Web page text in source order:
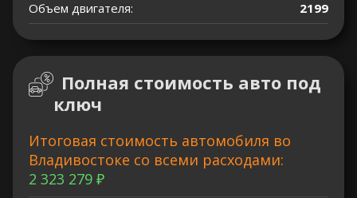
Объем двигателя:
2199
Полная стоимость авто под
ключ
Итоговая стоимость автомобиля во
Владивостоке со всеми расходами:
2 323 279 ₽